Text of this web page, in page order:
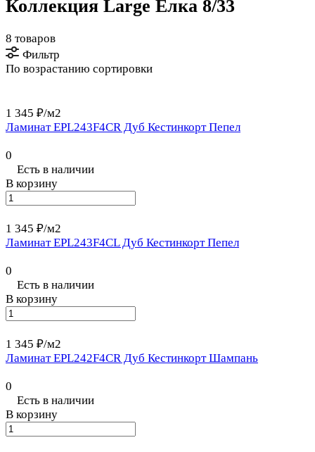
Коллекция Large Елка 8/33
8 товаров
Фильтр
По возрастанию сортировки
1 345 ₽/м2
Ламинат EPL243F4CR Дуб Кестинкорт Пепел
0
Есть в наличии
В корзину
1 345 ₽/м2
Ламинат EPL243F4CL Дуб Кестинкорт Пепел
0
Есть в наличии
В корзину
1 345 ₽/м2
Ламинат EPL242F4CR Дуб Кестинкорт Шампань
0
Есть в наличии
В корзину